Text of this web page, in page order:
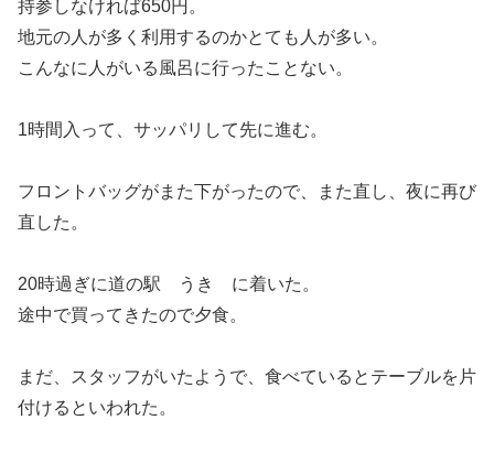
持参しなければ650円。
地元の人が多く利用するのかとても人が多い。
こんなに人がいる風呂に行ったことない。
1時間入って、サッパリして先に進む。
フロントバッグがまた下がったので、また直し、夜に再び
直した。
20時過ぎに道の駅 うき に着いた。
途中で買ってきたので夕食。
まだ、スタッフがいたようで、食べているとテーブルを片
付けるといわれた。